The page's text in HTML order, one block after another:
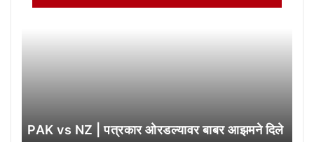
PAK vs NZ | पत्रकार ओरडल्यावर बाबर आझमने दिले